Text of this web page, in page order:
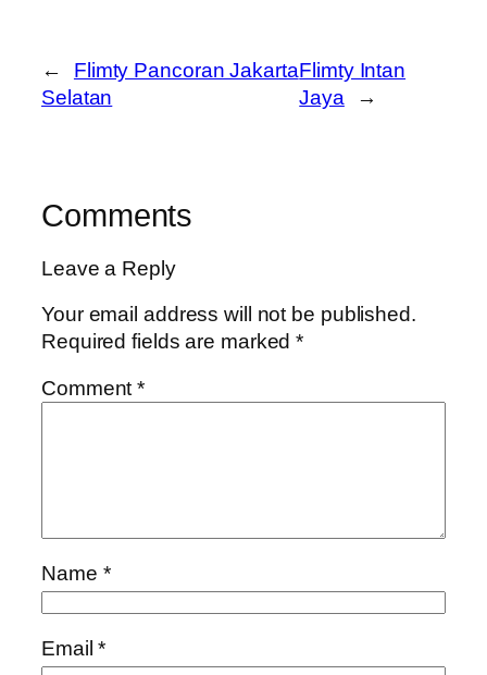
←
Flimty Pancoran Jakarta
Selatan
Flimty Intan
Jaya
→
Comments
Leave a Reply
Your email address will not be published.
Required fields are marked*
Comment*
Name *
Email*